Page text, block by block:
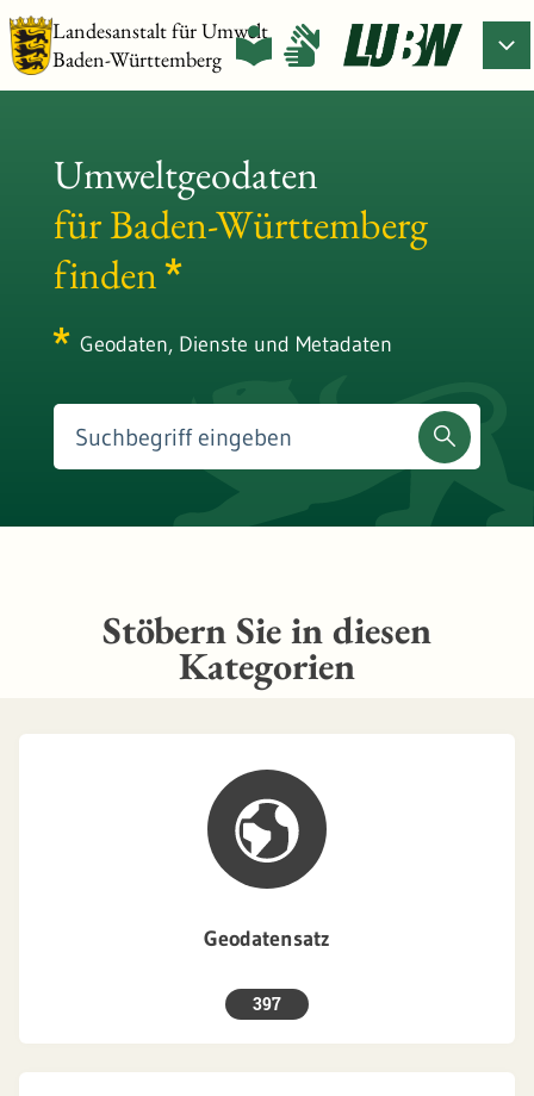
Landesanstalt für Umwelt
Baden-Württemberg
Umweltgeodaten
für Baden-Württemberg
finden
Geodaten, Dienste und Metadaten
Stöbern Sie in diesen
Kategorien
Geodatensatz
397